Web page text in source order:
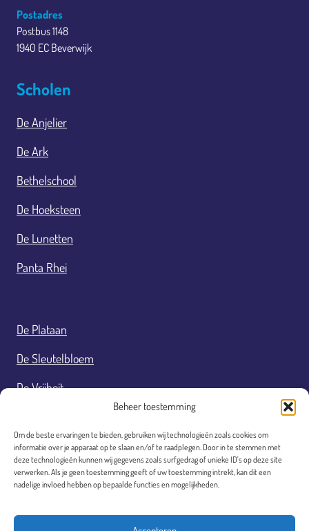
Beheer toestemming
Om de beste ervaringen te bieden, gebruiken wij technologieën zoals cookies om
informatie over je apparaat op te slaan en/of te raadplegen. Door in te stemmen met
deze technologieën kunnen wij gegevens zoals surfgedrag of unieke ID's op deze site
verwerken. Als je geen toestemming geeft of uw toestemming intrekt, kan dit een
nadelige invloed hebben op bepaalde functies en mogelijkheden.
Postadres
Postbus 1148
1940 EC Beverwijk
Scholen
De Anjelier
De Ark
Bethelschool
De Hoeksteen
De Lunetten
Panta Rhei
De Plataan
De Sleutelbloem
De Vrijheit
De Wilgeroos
Fourteens